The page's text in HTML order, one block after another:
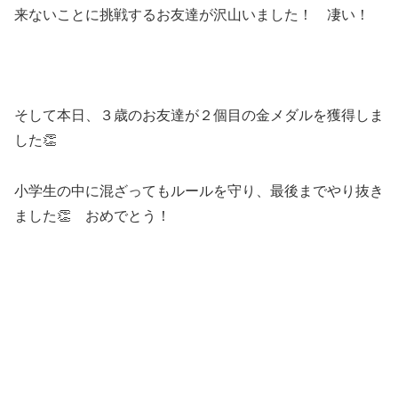
来ないことに挑戦するお友達が沢山いました！ 凄い！
そして本日、３歳のお友達が２個目の金メダルを獲得しま
した👏
小学生の中に混ざってもルールを守り、最後までやり抜き
ました👏 おめでとう！